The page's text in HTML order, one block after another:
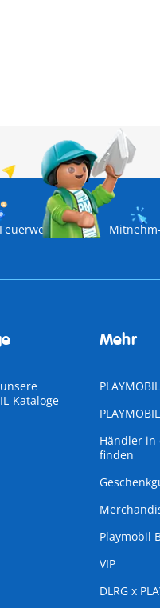
Kataloge
Mehr
Händler in
finden
Playmobil
VIP
DLRG x